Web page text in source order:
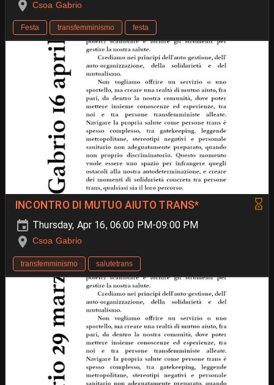
Csoa Gabrio
Festa transfemminismo festa
INCONTRO DI MUTUO AIUTO TRANS*
Thursday, Apr 16, 06:00 PM-09:00 PM
Csoa Gabrio
transfemminismo salutetrans